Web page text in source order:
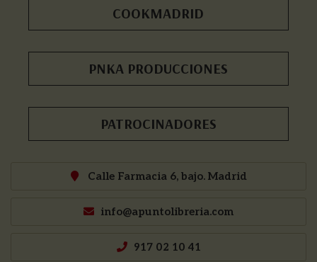
COOKMADRID
PNKA PRODUCCIONES
PATROCINADORES
Calle Farmacia 6, bajo. Madrid
info@apuntolibreria.com
917 02 10 41